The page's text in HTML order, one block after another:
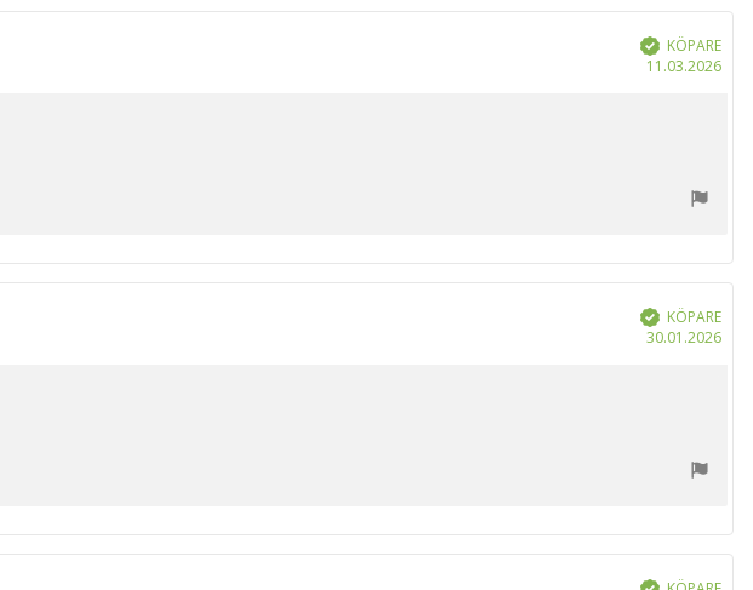
Bekräftad
KÖPARE
11.03.2026
Bekräftad
KÖPARE
30.01.2026
Bekräftad